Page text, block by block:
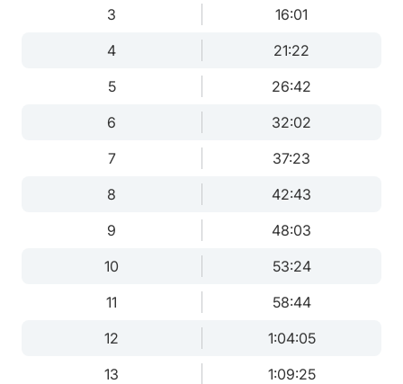
3
16:01
4
21:22
5
26:42
6
32:02
7
37:23
8
42:43
9
48:03
10
53:24
11
58:44
12
1:04:05
13
1:09:25